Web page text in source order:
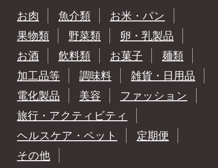
お肉
魚介類
お米・パン
果物類
野菜類
卵・乳製品
お酒
飲料類 お菓子
麺類
加工品等
調味料
雑貨・日用品
電化製品
美容
ファッション
旅行・アクティビティ
ヘルスケア・ペット
定期便
その他